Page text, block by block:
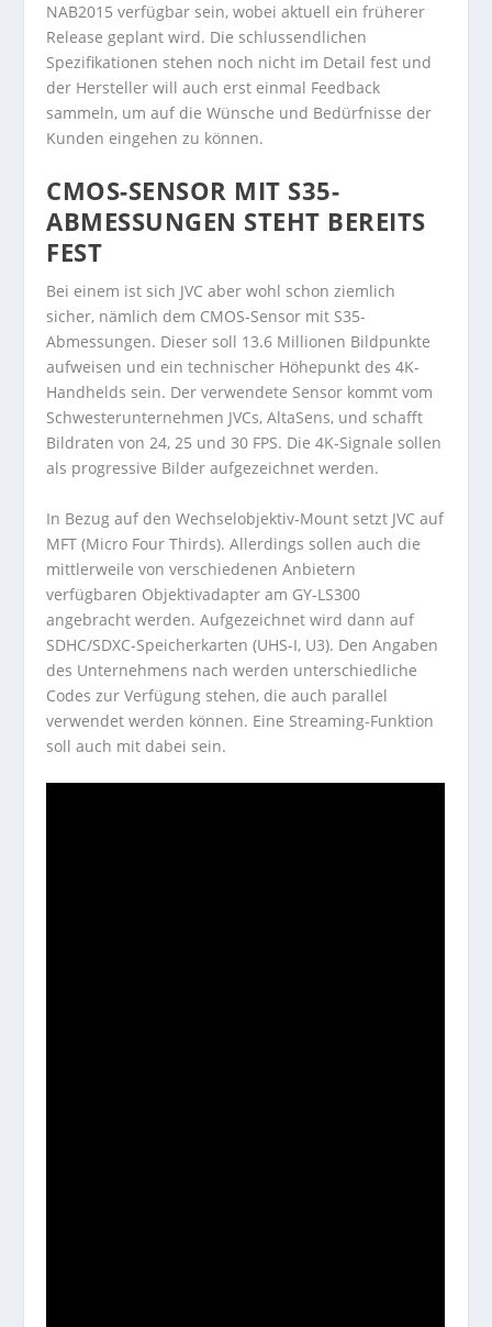
NAB2015 verfügbar sein, wobei aktuell ein früherer
Release geplant wird. Die schlussendlichen
Spezifikationen stehen noch nicht im Detail fest und
der Hersteller will auch erst einmal Feedback
sammeln, um auf die Wünsche und Bedürfnisse der
Kunden eingehen zu können.
CMOS-SENSOR MIT S35-
ABMESSUNGEN STEHT BEREITS
FEST
Bei einem ist sich JVC aber wohl schon ziemlich
sicher, nämlich dem CMOS-Sensor mit S35-
Abmessungen. Dieser soll 13.6 Millionen Bildpunkte
aufweisen und ein technischer Höhepunkt des 4K-
Handhelds sein. Der verwendete Sensor kommt vom
Schwesterunternehmen JVCs, AltaSens, und schafft
Bildraten von 24, 25 und 30 FPS. Die 4K-Signale sollen
als progressive Bilder aufgezeichnet werden.
In Bezug auf den Wechselobjektiv-Mount setzt JVC auf
MFT (Micro Four Thirds). Allerdings sollen auch die
mittlerweile von verschiedenen Anbietern
verfügbaren Objektivadapter am GY-LS300
angebracht werden. Aufgezeichnet wird dann auf
SDHC/SDXC-Speicherkarten (UHS-I, U3). Den Angaben
des Unternehmens nach werden unterschiedliche
Codes zur Verfügung stehen, die auch parallel
verwendet werden können. Eine Streaming-Funktion
soll auch mit dabei sein.